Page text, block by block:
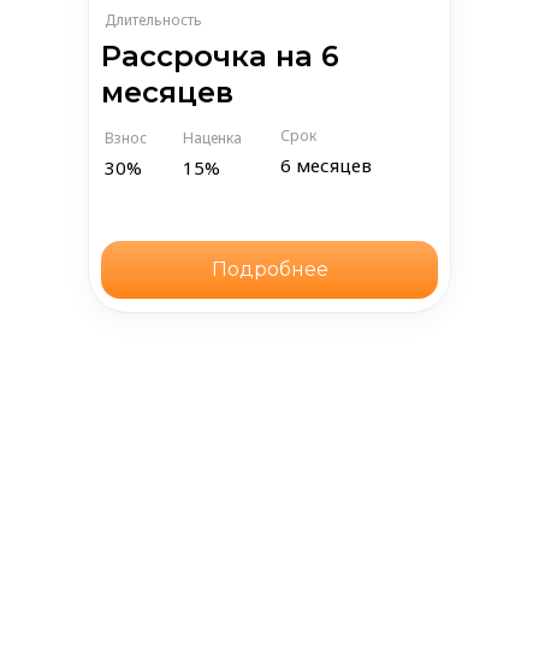
Подробнее
6 месяцев
Срок
15%
Наценка
30%
Взнос
Длительность
Рассрочка на 6
месяцев